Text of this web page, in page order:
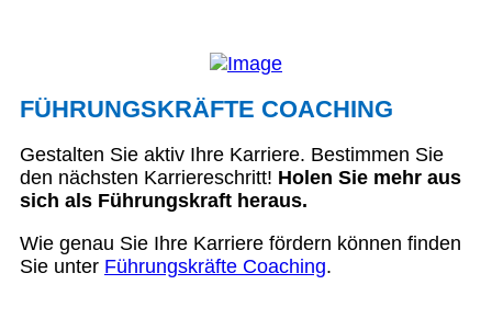
FÜHRUNGSKRÄFTE COACHING
Gestalten Sie aktiv Ihre Karriere. Bestimmen Sie
den nächsten Karriereschritt! Holen Sie mehr aus
sich als Führungskraft heraus.
Wie genau Sie Ihre Karriere fördern können finden
Sie unter Führungskräfte Coaching.